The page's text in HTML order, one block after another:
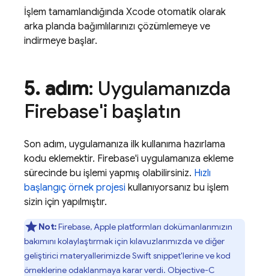
İşlem tamamlandığında Xcode otomatik olarak
arka planda bağımlılarınızı çözümlemeye ve
indirmeye başlar.
5. adım: Uygulamanızda
Firebase'i başlatın
Son adım, uygulamanıza ilk kullanıma hazırlama
kodu eklemektir. Firebase'i uygulamanıza ekleme
sürecinde bu işlemi yapmış olabilirsiniz. Hızlı
başlangıç örnek projesi kullanıyorsanız bu işlem
sizin için yapılmıştır.
Not:Firebase, Apple platformları dokümanlarımızın
bakımını kolaylaştırmak için kılavuzlarımızda ve diğer
geliştirici materyallerimizde Swift snippet'lerine ve kod
örneklerine odaklanmaya karar verdi. Objective-C